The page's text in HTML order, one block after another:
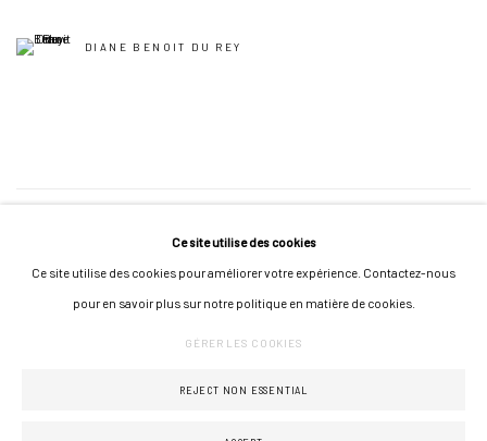
DIANE BENOIT DU REY
Ce site utilise des cookies
Ce site utilise des cookies pour améliorer votre expérience. Contactez-nous
pour en savoir plus sur notre politique en matière de cookies.
GÉRER LES COOKIES
REJECT NON ESSENTIAL